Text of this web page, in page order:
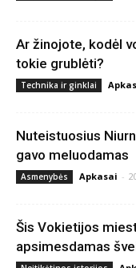
Ar žinojote, kodėl
tokie grublėti?
Technika ir ginklai
Nuteistuosius
gavo meluodamas
Asmenybės Apkasai -
Šis Vokietijos
apsimesdamas